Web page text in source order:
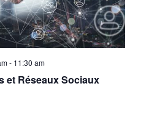
e
n
i
e
- 11:30 am
et Réseaux Sociaux